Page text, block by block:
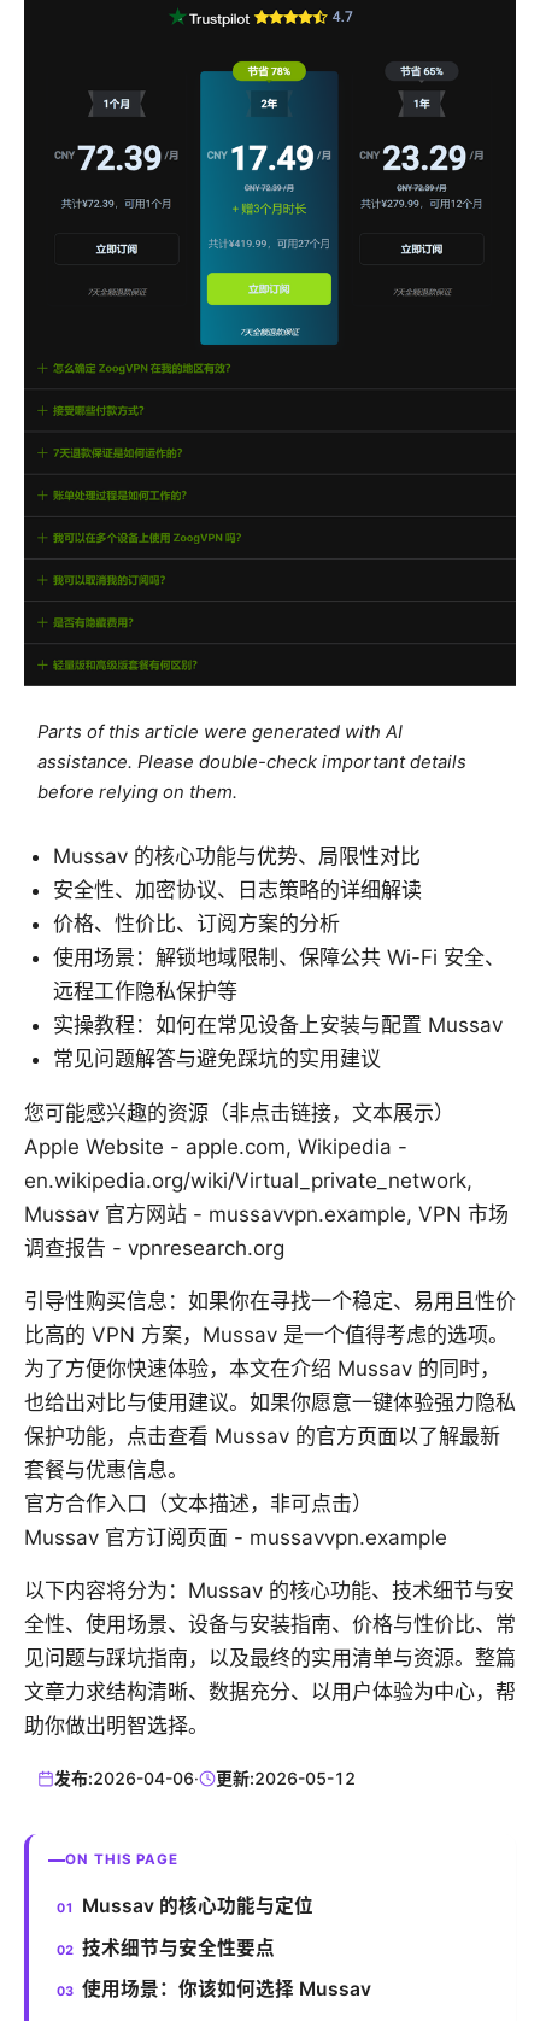
Parts of this article were generated with AI
assistance. Please double-check important details
before relying on them.
Mussav 的核心功能与优势、局限性对比
安全性、加密协议、日志策略的详细解读
价格、性价比、订阅方案的分析
使用场景：解锁地域限制、保障公共 Wi-Fi 安全、
远程工作隐私保护等
实操教程：如何在常见设备上安装与配置 Mussav
常见问题解答与避免踩坑的实用建议
您可能感兴趣的资源（非点击链接，文本展示）
Apple Website - apple.com, Wikipedia -
en.wikipedia.org/wiki/Virtual_private_network,
Mussav 官方网站 - mussavvpn.example, VPN 市场
调查报告 - vpnresearch.org
引导性购买信息：如果你在寻找一个稳定、易用且性价
比高的 VPN 方案，Mussav 是一个值得考虑的选项。
为了方便你快速体验，本文在介绍 Mussav 的同时，
也给出对比与使用建议。如果你愿意一键体验强力隐私
保护功能，点击查看 Mussav 的官方页面以了解最新
套餐与优惠信息。
官方合作入口（文本描述，非可点击）
Mussav 官方订阅页面 - mussavvpn.example
以下内容将分为：Mussav 的核心功能、技术细节与安
全性、使用场景、设备与安装指南、价格与性价比、常
见问题与踩坑指南，以及最终的实用清单与资源。整篇
文章力求结构清晰、数据充分、以用户体验为中心，帮
助你做出明智选择。
发布:2026-04-06· 更新:2026-05-12
ON THIS PAGE
Mussav 的核心功能与定位
技术细节与安全性要点
使用场景：你该如何选择 Mussav